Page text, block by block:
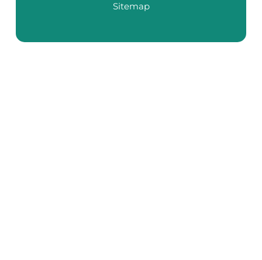
Sitemap